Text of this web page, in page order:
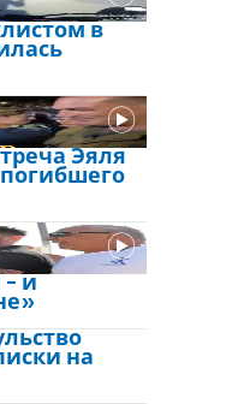
в
Эяля
- и
на